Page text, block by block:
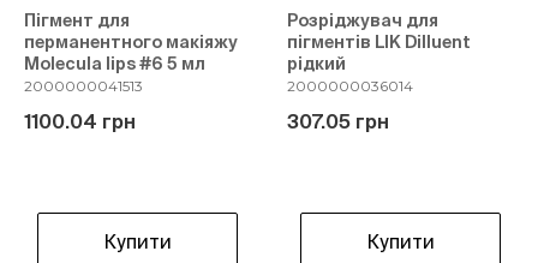
Пігмент для
перманентного макіяжу
Molecula lips #6 5 мл
2000000041513
1100.04 грн
Купити
Розріджувач для
пігментів LIK Dilluent
рідкий
2000000036014
307.05 грн
Купити